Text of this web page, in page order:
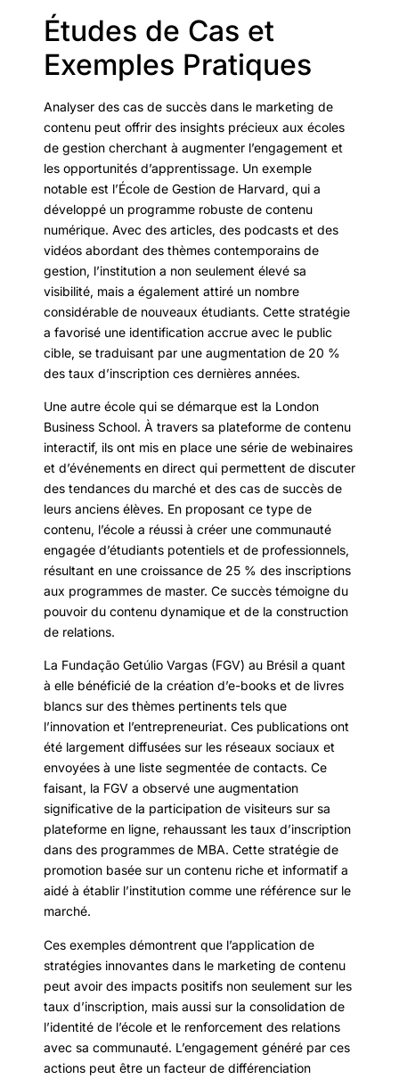
Études de Cas et
Exemples Pratiques
Analyser des cas de succès dans le marketing de
contenu peut offrir des insights précieux aux écoles
de gestion cherchant à augmenter l’engagement et
les opportunités d’apprentissage. Un exemple
notable est l’École de Gestion de Harvard, qui a
développé un programme robuste de contenu
numérique. Avec des articles, des podcasts et des
vidéos abordant des thèmes contemporains de
gestion, l’institution a non seulement élevé sa
visibilité, mais a également attiré un nombre
considérable de nouveaux étudiants. Cette stratégie
a favorisé une identification accrue avec le public
cible, se traduisant par une augmentation de 20 %
des taux d’inscription ces dernières années.
Une autre école qui se démarque est la London
Business School. À travers sa plateforme de contenu
interactif, ils ont mis en place une série de webinaires
et d’événements en direct qui permettent de discuter
des tendances du marché et des cas de succès de
leurs anciens élèves. En proposant ce type de
contenu, l’école a réussi à créer une communauté
engagée d’étudiants potentiels et de professionnels,
résultant en une croissance de 25 % des inscriptions
aux programmes de master. Ce succès témoigne du
pouvoir du contenu dynamique et de la construction
de relations.
La Fundação Getúlio Vargas (FGV) au Brésil a quant
à elle bénéficié de la création d’e-books et de livres
blancs sur des thèmes pertinents tels que
l’innovation et l’entrepreneuriat. Ces publications ont
été largement diffusées sur les réseaux sociaux et
envoyées à une liste segmentée de contacts. Ce
faisant, la FGV a observé une augmentation
significative de la participation de visiteurs sur sa
plateforme en ligne, rehaussant les taux d’inscription
dans des programmes de MBA. Cette stratégie de
promotion basée sur un contenu riche et informatif a
aidé à établir l’institution comme une référence sur le
marché.
Ces exemples démontrent que l’application de
stratégies innovantes dans le marketing de contenu
peut avoir des impacts positifs non seulement sur les
taux d’inscription, mais aussi sur la consolidation de
l’identité de l’école et le renforcement des relations
avec sa communauté. L’engagement généré par ces
actions peut être un facteur de différenciation